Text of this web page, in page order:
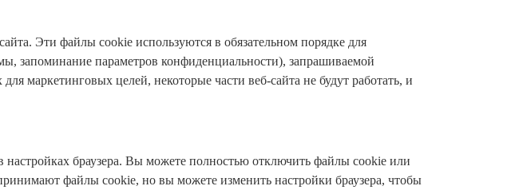
Эти файлы cookie используются в обязательном порядке для
запоминание параметров конфиденциальности), запрашиваемой
маркетинговых целей, некоторые части веб-сайта не будут работать, и
браузера. Вы можете полностью отключить файлы cookie или
файлы cookie, но вы можете изменить настройки браузера, чтобы